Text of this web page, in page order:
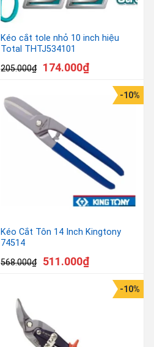
Kéo cắt tole nhỏ 10 inch hiệu
Total THTJ534101
205.000₫ 174.000₫
Kéo Cắt Tôn 14 Inch Kingtony
74514
568.000₫
-10%
511.000₫
-10%